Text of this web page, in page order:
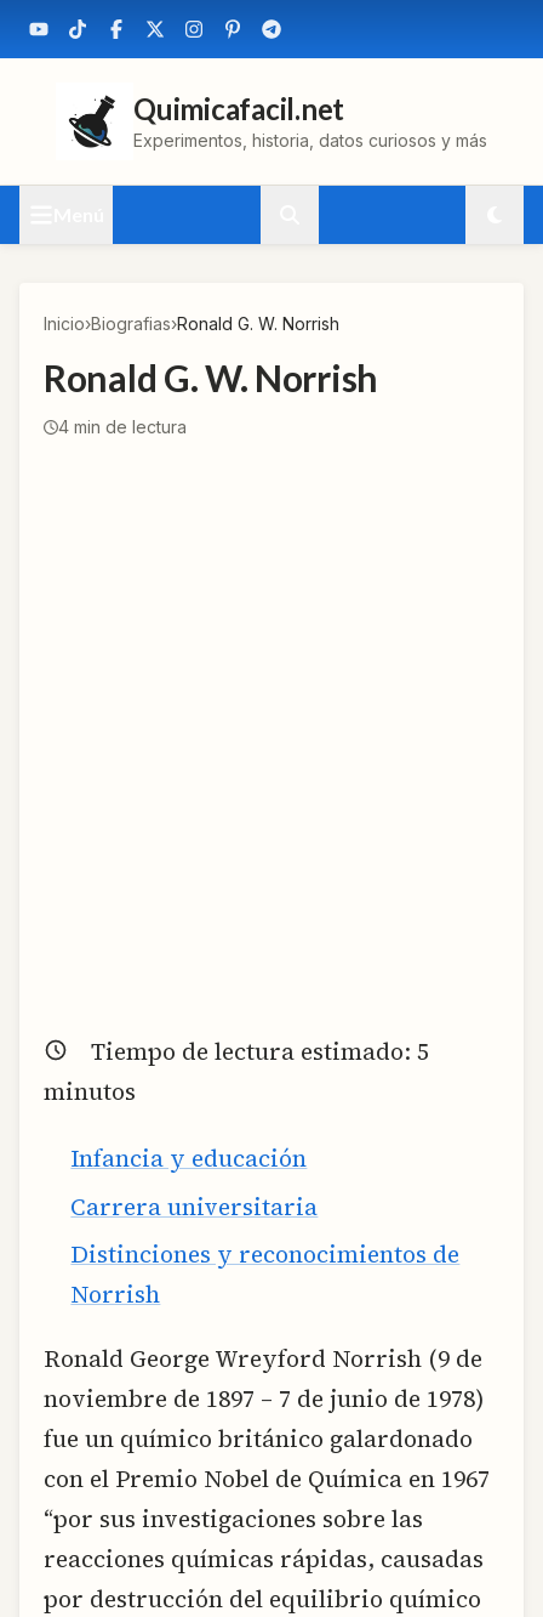
Quimicafacil.net
Experimentos, historia, datos curiosos y más
Inicio›Biografias›Ronald G. W. Norrish
Ronald G. W. Norrish
4 min de lectura
Tiempo de lectura estimado: 5
minutos
Infancia y educación
Carrera universitaria
Distinciones y reconocimientos de
Norrish
Ronald George Wreyford Norrish (9 de
noviembre de 1897 – 7 de junio de 1978)
fue un químico británico galardonado
con el Premio Nobel de Química en 1967
“por sus investigaciones sobre las
reacciones químicas rápidas, causadas
por destrucción del equilibrio químico